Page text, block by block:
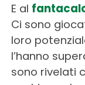
E al
Ci sono
loro
l’hanno
sono rivelati